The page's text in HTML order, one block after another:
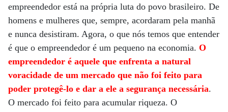
empreendedor está na própria luta do povo brasileiro. De
homens e mulheres que, sempre, acordaram pela manhã
e nunca desistiram. Agora, o que nós temos que entender
é que o empreendedor é um pequeno na economia. O
empreendedor é aquele que enfrenta a natural
voracidade de um mercado que não foi feito para
poder protegê-lo e dar a ele a segurança necessária.
O mercado foi feito para acumular riqueza. O